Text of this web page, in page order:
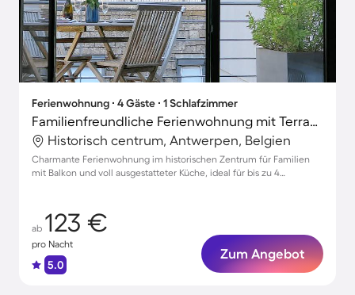
Ferienwohnung ∙ 4 Gäste ∙ 1 Schlafzimmer
Familienfreundliche Ferienwohnung mit Terrasse | Grote Markt in der Nähe | Stadtblick
Historisch centrum, Antwerpen, Belgien
Charmante Ferienwohnung im historischen Zentrum für Familien
mit Balkon und voll ausgestatteter Küche, ideal für bis zu 4
ab 123 €
pro Nacht
5.0
Zum Angebot